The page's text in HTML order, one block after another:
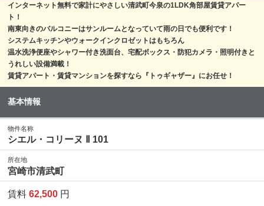
インターネット無料で家計にやさしい清武町今泉の1LDK角部屋賃貸アパー
ト！
南東向きのバルコニーはサンルームとなっていて雨の日でも便利です！
システムキッチンやウォークインクロゼットはもちろん
温水洗浄便座やシャワー付き洗面台、宅配ボックス・防犯カメラ・照明付きと
うれしい設備満載！
賃貸アパート・賃貸マンションを探すなら『トゥギャザー』にお任せ！
基本情報
物件名称
シエル・コリーヌ Ⅱ 101
所在地
宮崎市清武町
賃料62,500 円